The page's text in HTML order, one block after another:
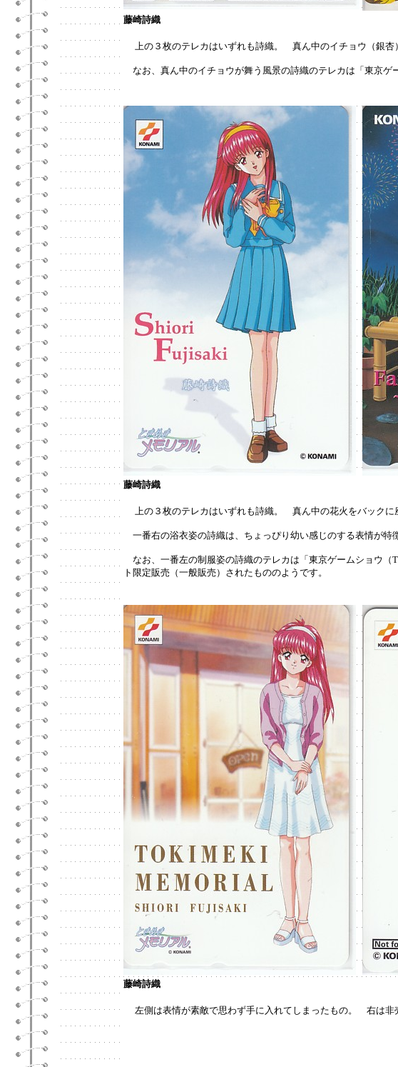
藤崎詩織
上の３枚のテレカはいずれも詩織。 真ん中のイチョウ（銀杏
なお、真ん中のイチョウが舞う風景の詩織のテレカは「東京ゲ
藤崎詩織
上の３枚のテレカはいずれも詩織。 真ん中の花火をバックに
一番右の浴衣姿の詩織は、ちょっぴり幼い感じのする表情が特
なお、一番左の制服姿の詩織のテレカは「東京ゲームショウ（
ト限定販売（一般販売）されたもののようです。
藤崎詩織
左側は表情が素敵で思わず手に入れてしまったもの。 右は非